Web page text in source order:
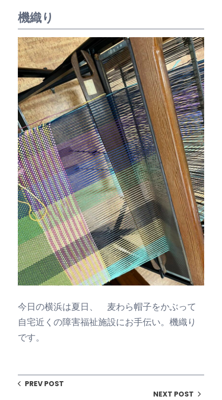
機織り
今日の横浜は夏日、 麦わら帽子をかぶって
自宅近くの障害福祉施設にお手伝い。機織り
です。
PREV POST
NEXT POST